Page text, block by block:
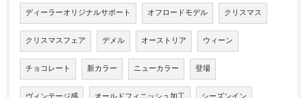
ディーラーオリジナルサポート オフロードモデル クリスマス
クリスマスフェア デメル オーストリア ウィーン
チョコレート 新カラー ニューカラー 登場